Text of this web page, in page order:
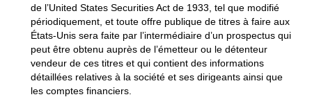
de l’United States Securities Act de 1933, tel que modifié
périodiquement, et toute offre publique de titres à faire aux
États-Unis sera faite par l’intermédiaire d’un prospectus qui
peut être obtenu auprès de l’émetteur ou le détenteur
vendeur de ces titres et qui contient des informations
détaillées relatives à la société et ses dirigeants ainsi que
les comptes financiers.